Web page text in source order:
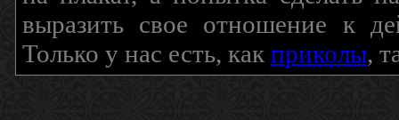
выразить свое отношение к
Только у нас есть, как приколы,